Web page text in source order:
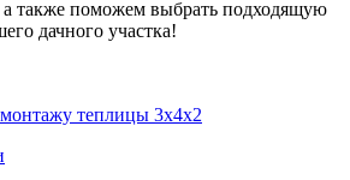
также поможем выбрать подходящую
дачного участка!
теплицы 3x4x2